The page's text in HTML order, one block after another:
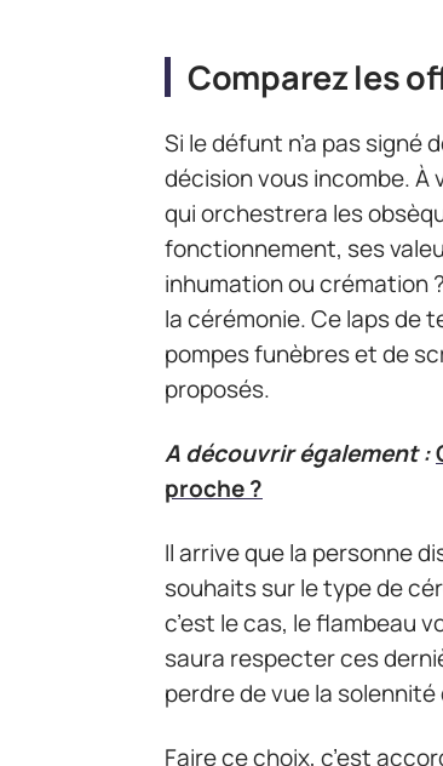
Comparez les
Si le défunt n’a pas
décision vous incombe.
qui orchestrera les
fonctionnement, ses
inhumation ou crémation
la cérémonie. Ce laps de
pompes funèbres et de
proposés.
A découvrir également :
proche ?
Il arrive que la personne
souhaits sur le type de
c’est le cas, le flambeau
saura respecter ces
perdre de vue la
Faire ce choix, c’est